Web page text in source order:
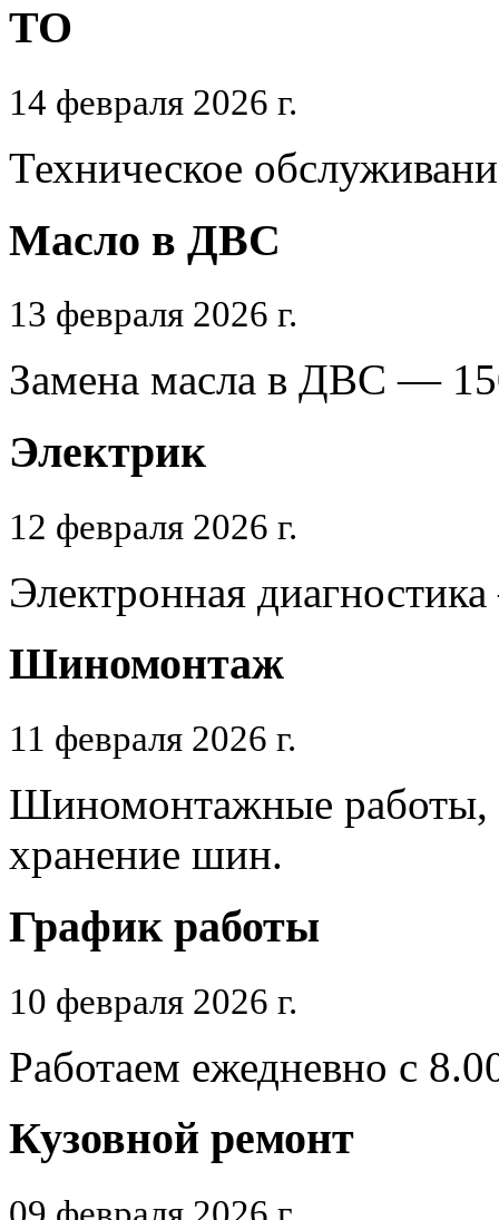
ТО
14 февраля 2026 г.
Техническое
Масло в ДВС
13 февраля 2026 г.
Замена масла в ДВС —
Электрик
12 февраля 2026 г.
Электронная
Шиномонтаж
11 февраля 2026 г.
Шиномонтажные работы,
хранение шин.
График работы
10 февраля 2026 г.
Работаем ежедневно с
Кузовной ремонт